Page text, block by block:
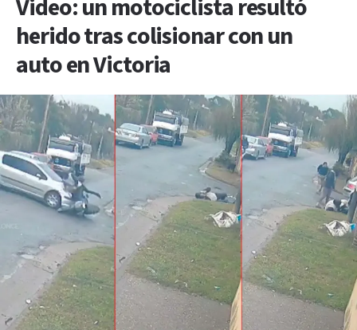
Video: un motociclista resultó
herido tras colisionar con un
auto en Victoria